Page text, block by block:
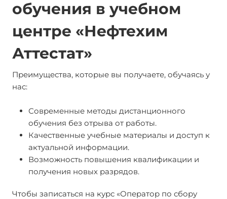
обучения в учебном
центре «Нефтехим
Аттестат»
Преимущества, которые вы получаете, обучаясь у
нас:
Современные методы дистанционного
обучения без отрыва от работы.
Качественные учебные материалы и доступ к
актуальной информации.
Возможность повышения квалификации и
получения новых разрядов.
Чтобы записаться на курс «Оператор по сбору